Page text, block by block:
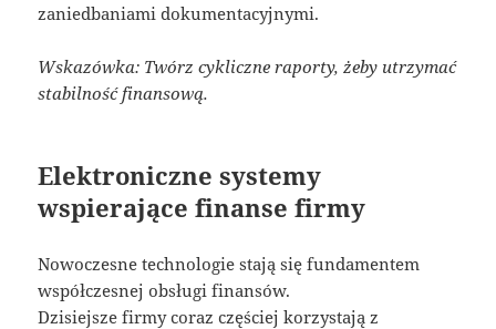
zaniedbaniami dokumentacyjnymi.
Wskazówka: Twórz cykliczne raporty, żeby utrzymać
stabilność finansową.
Elektroniczne systemy
wspierające finanse firmy
Nowoczesne technologie stają się fundamentem
współczesnej obsługi finansów.
Dzisiejsze firmy coraz częściej korzystają z